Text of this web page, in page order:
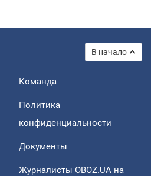
В начало
Команда
Политика
конфиденциальности
Документы
Журналисты OBOZ.UA на